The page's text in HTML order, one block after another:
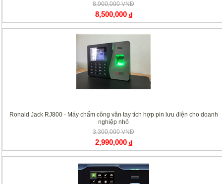
8,900,000 VNĐ
8,500,000 đ
Ronald Jack RJ800 - Máy chấm công vân tay tích hợp pin lưu điện cho doanh
nghiệp nhỏ
3,300,000 VNĐ
2,990,000 đ